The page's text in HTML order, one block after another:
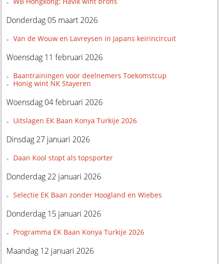
Donderdag 05 maart 2026
Van de Wouw en Lavreysen in Japans keirincircuit
Woensdag 11 februari 2026
Baantrainingen voor deelnemers Toekomstcup
Honig wint NK Stayeren
Woensdag 04 februari 2026
Uitslagen EK Baan Konya Turkije 2026
Dinsdag 27 januari 2026
Daan Kool stopt als topsporter
Donderdag 22 januari 2026
Selectie EK Baan zonder Hoogland en Wiebes
Donderdag 15 januari 2026
Programma EK Baan Konya Turkije 2026
Maandag 12 januari 2026